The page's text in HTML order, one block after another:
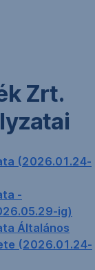
Zrt.
(2026.01.24-
-
ig)
Általános
(2026.01.24-